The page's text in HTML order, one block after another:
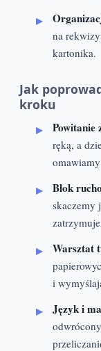
na
kartonika.
Jak
kroku
Powitanie
ręką, a
Blok
skaczemy
Warsztat
i
Język i